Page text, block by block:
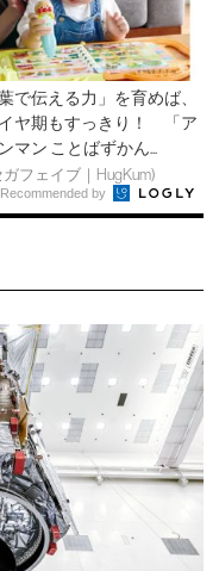
葉で伝える力」を育めば、
ヤ期もすっきり！ 「ア
マン ことばずかん...
ガフェイブ｜HugKum)
Recommended by